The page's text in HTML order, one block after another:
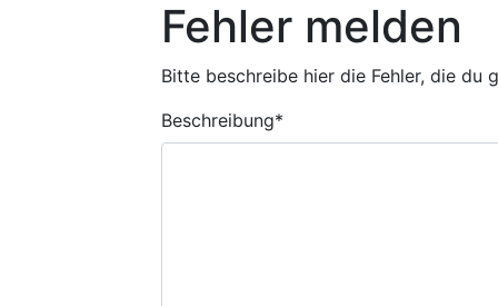
Fehler melden
Bitte beschreibe hier die Fehler, die du
Beschreibung*